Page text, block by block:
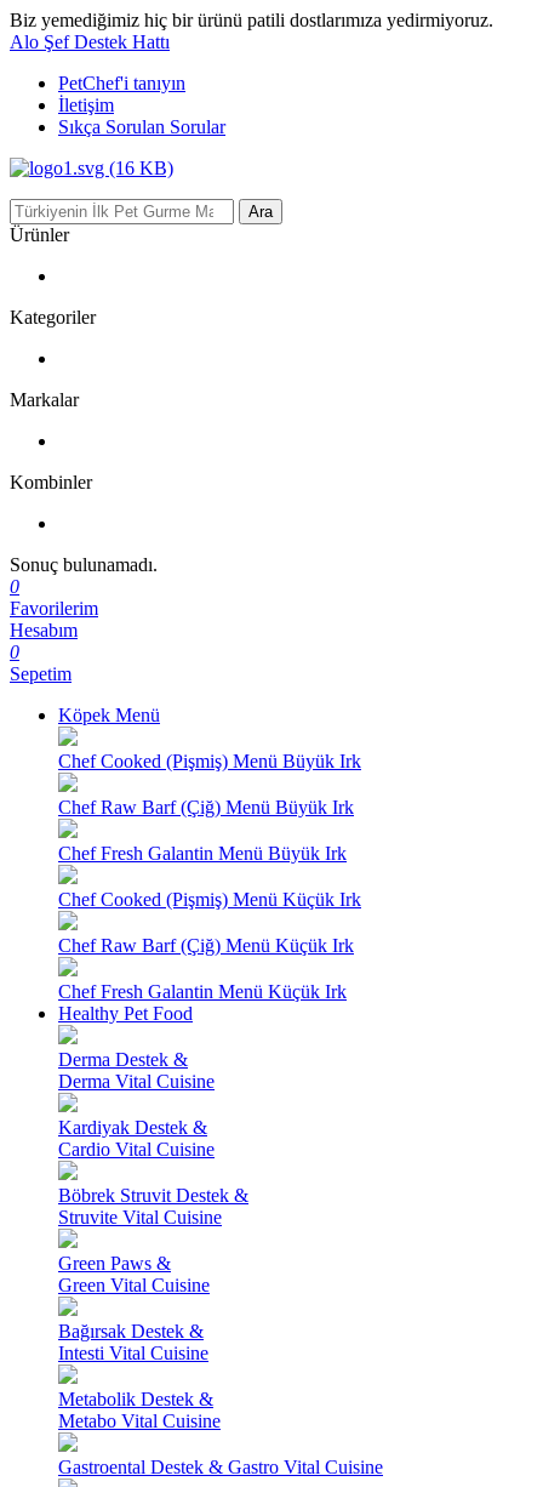
Biz yemediğimiz hiç bir ürünü patili dostlarımıza yedirmiyoruz.
Alo Şef Destek Hattı
PetChef'i tanıyın
İletişim
Sıkça Sorulan Sorular
Ara
Ürünler
Kategoriler
Markalar
Kombinler
Sonuç bulunamadı.
0
Favorilerim
Hesabım
0
Sepetim
Köpek Menü
Chef Cooked (Pişmiş) Menü Büyük Irk
Chef Raw Barf (Çiğ) Menü Büyük Irk
Chef Fresh Galantin Menü Büyük Irk
Chef Cooked (Pişmiş) Menü Küçük Irk
Chef Raw Barf (Çiğ) Menü Küçük Irk
Chef Fresh Galantin Menü Küçük Irk
Healthy Pet Food
Derma Destek &
Derma Vital Cuisine
Kardiyak Destek &
Cardio Vital Cuisine
Böbrek Struvit Destek &
Struvite Vital Cuisine
Green Paws &
Green Vital Cuisine
Bağırsak Destek &
Intesti Vital Cuisine
Metabolik Destek &
Metabo Vital Cuisine
Gastroental Destek & Gastro Vital Cuisine